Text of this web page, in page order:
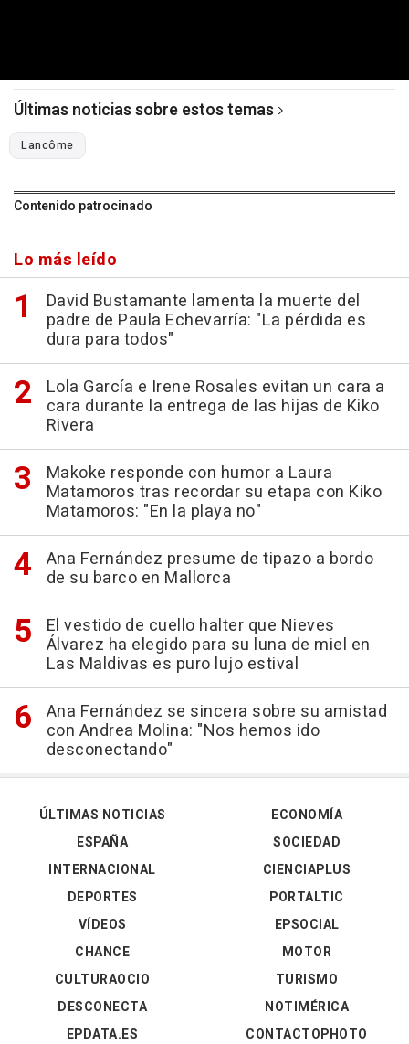
Últimas noticias sobre estos temas
Lancôme
Contenido patrocinado
Lo más leído
David Bustamante lamenta la muerte del
padre de Paula Echevarría: "La pérdida es
dura para todos"
Lola García e Irene Rosales evitan un cara a
cara durante la entrega de las hijas de Kiko
Rivera
Makoke responde con humor a Laura
Matamoros tras recordar su etapa con Kiko
Matamoros: "En la playa no"
Ana Fernández presume de tipazo a bordo
de su barco en Mallorca
El vestido de cuello halter que Nieves
Álvarez ha elegido para su luna de miel en
Las Maldivas es puro lujo estival
Ana Fernández se sincera sobre su amistad
con Andrea Molina: "Nos hemos ido
desconectando"
ÚLTIMAS NOTICIAS
ESPAÑA
INTERNACIONAL
DEPORTES
VÍDEOS
ECONOMÍA
SOCIEDAD
CIENCIAPLUS
PORTALTIC
EPSOCIAL
CHANCE
CULTURAOCIO
DESCONECTA
EPDATA.ES
MOTOR
TURISMO
NOTIMÉRICA
CONTACTOPHOTO